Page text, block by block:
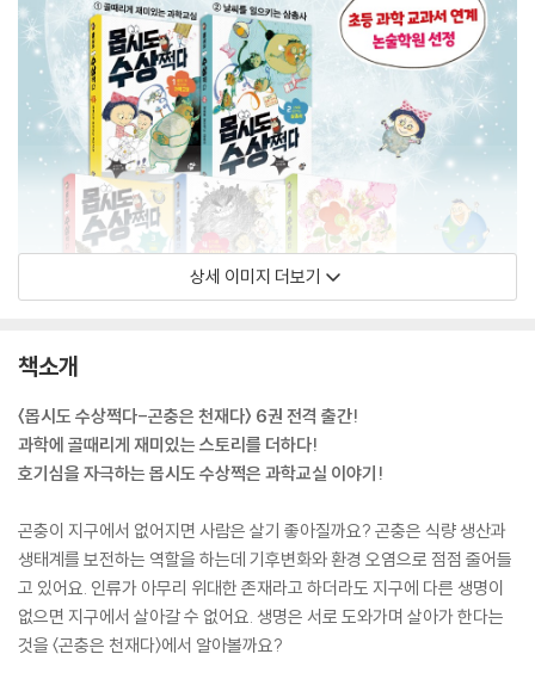
상세 이미지 더보기
책소개
〈몹시도 수상쩍다-곤충은 천재다〉 6권 전격 출간!
과학에 골때리게 재미있는 스토리를 더하다!
호기심을 자극하는 몹시도 수상쩍은 과학교실 이야기!
곤충이 지구에서 없어지면 사람은 살기 좋아질까요? 곤충은 식량 생산과
생태계를 보전하는 역할을 하는데 기후변화와 환경 오염으로 점점 줄어들
고 있어요. 인류가 아무리 위대한 존재라고 하더라도 지구에 다른 생명이
없으면 지구에서 살아갈 수 없어요. 생명은 서로 도와가며 살아가 한다는
것을 〈곤충은 천재다〉에서 알아볼까요?